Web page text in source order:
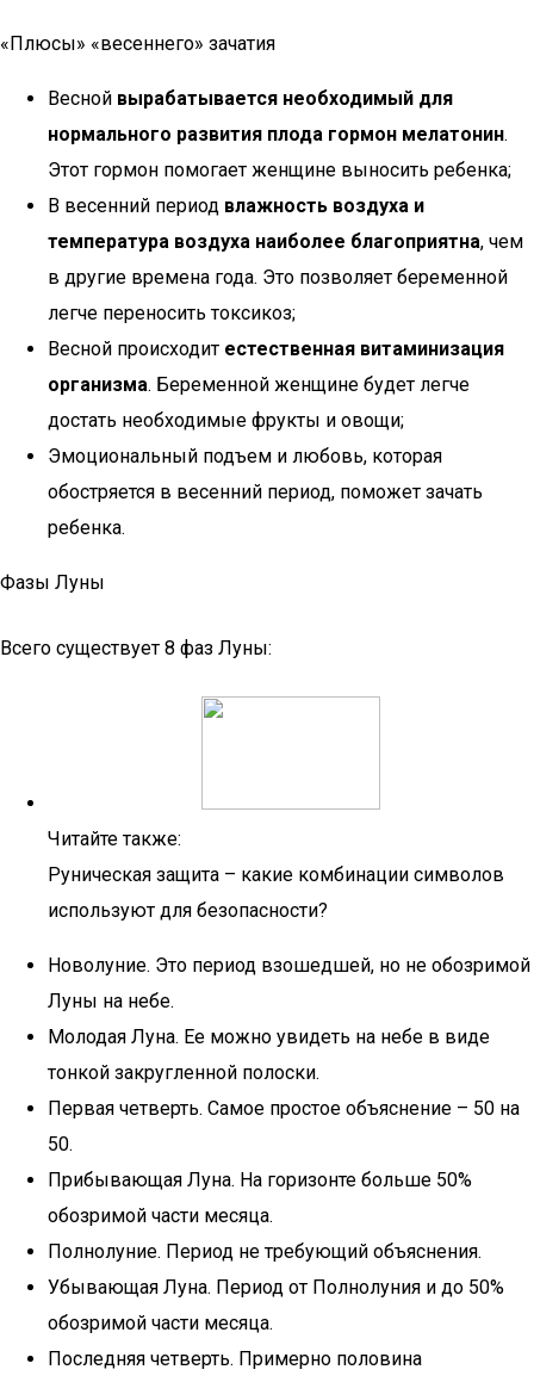
«Плюсы» «весеннего» зачатия
Весной вырабатывается необходимый для
нормального развития плода гормон мелатонин.
Этот гормон помогает женщине выносить ребенка;
В весенний период влажность воздуха и
температура воздуха наиболее благоприятна, чем
в другие времена года. Это позволяет беременной
легче переносить токсикоз;
Весной происходит естественная витаминизация
организма. Беременной женщине будет легче
достать необходимые фрукты и овощи;
Эмоциональный подъем и любовь, которая
обостряется в весенний период, поможет зачать
ребенка.
Фазы Луны
Всего существует 8 фаз Луны:
Читайте также:
Руническая защита – какие комбинации символов
используют для безопасности?
Новолуние. Это период взошедшей, но не обозримой
Луны на небе.
Молодая Луна. Ее можно увидеть на небе в виде
тонкой закругленной полоски.
Первая четверть. Самое простое объяснение – 50 на
50.
Прибывающая Луна. На горизонте больше 50%
обозримой части месяца.
Полнолуние. Период не требующий объяснения.
Убывающая Луна. Период от Полнолуния и до 50%
обозримой части месяца.
Последняя четверть. Примерно половина